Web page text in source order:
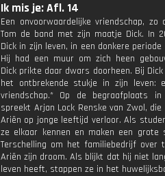
Ik mis je: Afl. 14
Een onvoorwaardelijke vriendschap, zo
Tom de band met zijn maatje Dick. In
Dick in zijn leven, in een donkere periode
Hij had een muur om zich heen
Dick prikte daar dwars doorheen. Bij Dick
het ontbrekende stukje in zijn leven:
vriendschap.* Op de begraafplaats in
spreekt Arjan Lock Renske van Zwol,
Ariën op jonge leeftijd verloor. Als
ze elkaar kennen en maken een grote
Terschelling om het familiebedrijf over
Ariën zijn droom. Als blijkt dat hij niet
leven heeft, stappen ze in het